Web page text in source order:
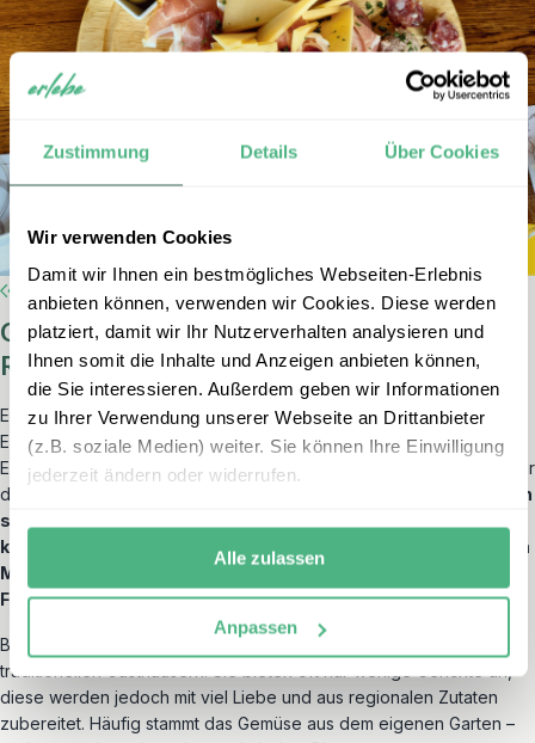
Zustimmung Details Über Cookies
Wir verwenden Cookies
Damit wir Ihnen ein bestmögliches Webseiten-Erlebnis
anbieten können, verwenden wir Cookies. Diese werden
platziert, damit wir Ihr Nutzerverhalten analysieren und
Ihnen somit die Inhalte und Anzeigen anbieten können,
die Sie interessieren. Außerdem geben wir Informationen
zu Ihrer Verwendung unserer Webseite an Drittanbieter
(z.B. soziale Medien) weiter. Sie können Ihre Einwilligung
jederzeit ändern oder widerrufen.
Alle zulassen
Anpassen
Genuss für Groß und Klein: Essen als
Reisehighlight
Ein nicht zu unterschätzender Höhepunkt unserer Reise war das
Essen. Wer mit Kindern unterwegs ist, weiß, dass kulinarische
Experimente manchmal schwierig sein können. Doch in Kroatien war
das überhaupt kein Problem.
Pizza, Pasta und Ćevapčići sorgten
schnell für Begeisterung bei den Kindern. Auch wir Eltern
kamen voll auf unsere Kosten: frisch gegrillter Fisch direkt am
Meer, bunte Salate mit Schafskäse und herzhafte
Fleischgerichte.
Besonders angetan waren wir von den kleinen Konobas, den
traditionellen Gasthäusern. Sie bieten oft nur wenige Gerichte an,
diese werden jedoch mit viel Liebe und aus regionalen Zutaten
zubereitet. Häufig stammt das Gemüse aus dem eigenen Garten –